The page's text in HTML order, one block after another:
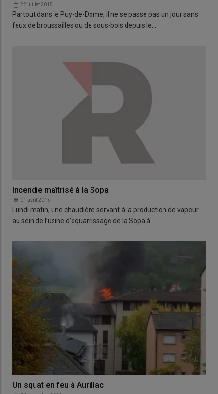
22 juillet 2015
Partout dans le Puy-de-Dôme, il ne se passe pas un jour sans
feux de broussailles ou de sous-bois depuis le…
Incendie maîtrisé à la Sopa
01 avril 2015
Lundi matin, une chaudière servant à la production de vapeur
au sein de l’usine d’équarrissage de la Sopa à…
Un squat en feu à Aurillac